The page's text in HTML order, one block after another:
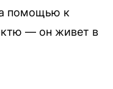
помощью к
— он живет в